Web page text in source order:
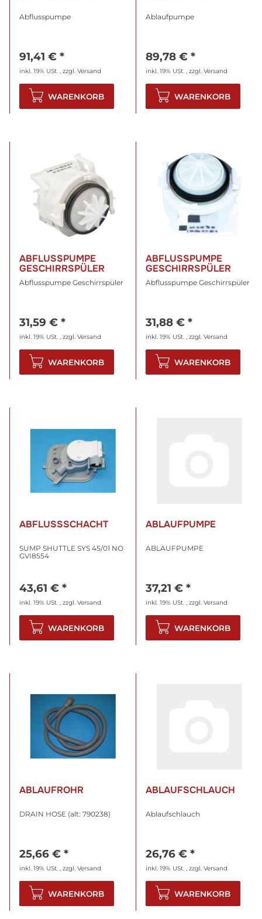
Abflusspumpe
91,41 € *
inkl. 19% USt. , zzgl. Versand
WARENKORB
Ablaufpumpe
89,78 € *
inkl. 19% USt. , zzgl. Versand
WARENKORB
ABFLUSSPUMPE
GESCHIRRSPÜLER
Abflusspumpe Geschirrspüler
31,59 € *
inkl. 19% USt. , zzgl. Versand
WARENKORB
ABFLUSSPUMPE
GESCHIRRSPÜLER
Abflusspumpe Geschirrspüler
31,88 € *
inkl. 19% USt. , zzgl. Versand
WARENKORB
ABFLUSSSCHACHT
SUMP SHUTTLE SYS 45/01 NO
GVI8554
43,61 € *
inkl. 19% USt. , zzgl. Versand
WARENKORB
ABLAUFPUMPE
ABLAUFPUMPE
37,21 € *
inkl. 19% USt. , zzgl. Versand
WARENKORB
ABLAUFROHR
DRAIN HOSE (alt: 790238)
25,66 € *
inkl. 19% USt. , zzgl. Versand
WARENKORB
ABLAUFSCHLAUCH
Ablaufschlauch
26,76 € *
inkl. 19% USt. , zzgl. Versand
WARENKORB